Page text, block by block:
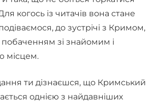
когось із читачів вона стане
до зустрічі з Кримом,
зі знайомим і
місцем.
ти дізнаєшся, що Кримський
однією з найдавніших